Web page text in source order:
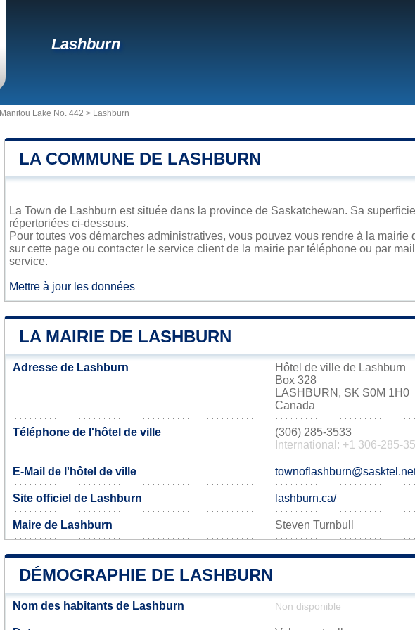
Lashburn
Manitou Lake No. 442 > Lashburn
LA COMMUNE DE LASHBURN
La Town de Lashburn est située dans la province de Saskatchewan. Sa
répertoriées ci-dessous.
Pour toutes vos démarches administratives, vous pouvez vous rendre à la
sur cette page ou contacter le service client de la mairie par téléphone ou par
service.
Mettre à jour les données
LA MAIRIE DE LASHBURN
Adresse de Lashburn
Hôtel de ville de Lashburn
Box 328
LASHBURN, SK S0M 1H0
Canada
Téléphone de l'hôtel de ville
(306) 285-3533
International: +1 306-285-
E-Mail de l'hôtel de ville
Site officiel de Lashburn lashburn.ca/
Maire de Lashburn Steven Turnbull
DÉMOGRAPHIE DE LASHBURN
Nom des habitants de Lashburn Non disponible